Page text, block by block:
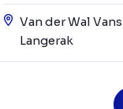
Van der Wal Vans
Langerak